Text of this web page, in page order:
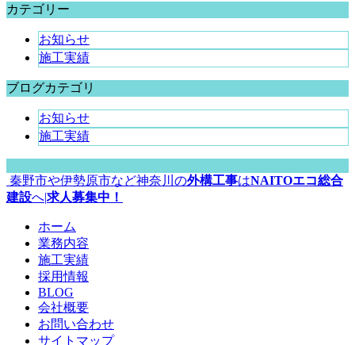
カテゴリー
お知らせ
施工実績
ブログカテゴリ
お知らせ
施工実績
秦野市や伊勢原市など神奈川の外構工事はNAITOエコ総合
建設へ|求人募集中！
ホーム
業務内容
施工実績
採用情報
BLOG
会社概要
お問い合わせ
サイトマップ